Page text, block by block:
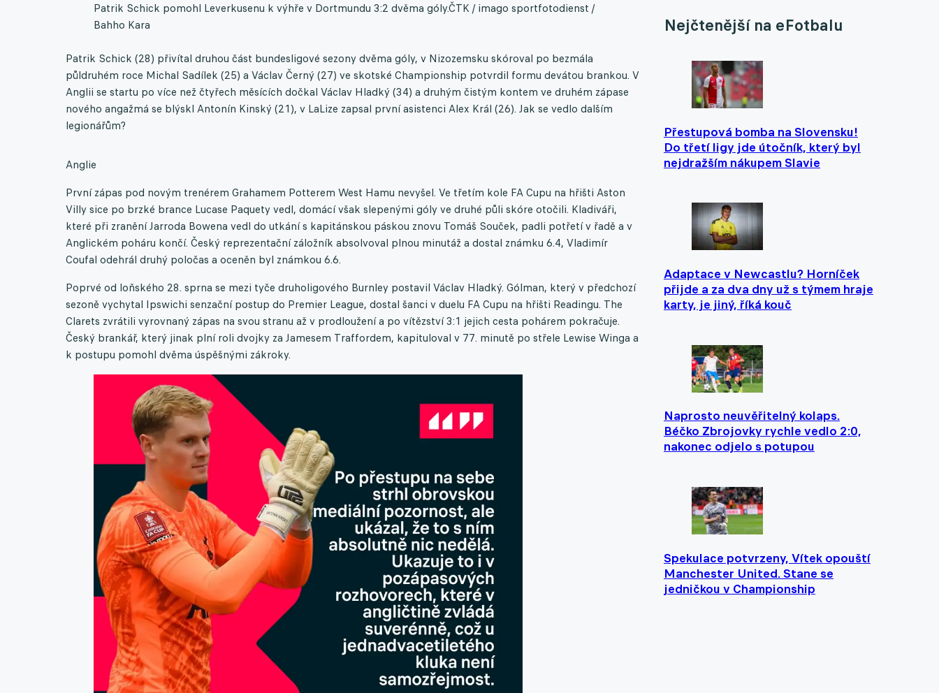
Nejčtenější na eFotbalu
Přestupová bomba na Slovensku!
Do třetí ligy jde útočník, který byl
nejdražším nákupem Slavie
Adaptace v Newcastlu? Horníček
přijde a za dva dny už s týmem hraje
karty, je jiný, říká kouč
Naprosto neuvěřitelný kolaps.
Béčko Zbrojovky rychle vedlo 2:0,
nakonec odjelo s potupou
Spekulace potvrzeny, Vítek opouští
Manchester United. Stane se
jedničkou v Championship
Patrik Schick pomohl Leverkusenu k výhře v Dortmundu 3:2 dvěma góly.ČTK / imago sportfotodienst /
Bahho Kara
Patrik Schick (28) přivítal druhou část bundesligové sezony dvěma góly, v Nizozemsku skóroval po bezmála
půldruhém roce Michal Sadílek (25) a Václav Černý (27) ve skotské Championship potvrdil formu devátou brankou. V
Anglii se startu po více než čtyřech měsících dočkal Václav Hladký (34) a druhým čistým kontem ve druhém zápase
nového angažmá se blýskl Antonín Kinský (21), v LaLize zapsal první asistenci Alex Král (26). Jak se vedlo dalším
legionářům?
Anglie
První zápas pod novým trenérem Grahamem Potterem West Hamu nevyšel. Ve třetím kole FA Cupu na hřišti Aston
Villy sice po brzké brance Lucase Paquety vedl, domácí však slepenými góly ve druhé půli skóre otočili. Kladiváři,
které při zranění Jarroda Bowena vedl do utkání s kapitánskou páskou znovu Tomáš Souček, padli potřetí v řadě a v
Anglickém poháru končí. Český reprezentační záložník absolvoval plnou minutáž a dostal známku 6.4, Vladimír
Coufal odehrál druhý poločas a oceněn byl známkou 6.6.
Poprvé od loňského 28. sprna se mezi tyče druholigového Burnley postavil Václav Hladký. Gólman, který v předchozí
sezoně vychytal Ipswichi senzační postup do Premier League, dostal šanci v duelu FA Cupu na hřišti Readingu. The
Clarets zvrátili vyrovnaný zápas na svou stranu až v prodloužení a po vítězství 3:1 jejich cesta pohárem pokračuje.
Český brankář, který jinak plní roli dvojky za Jamesem Traffordem, kapituloval v 77. minutě po střele Lewise Winga a
k postupu pomohl dvěma úspěšnými zákroky.